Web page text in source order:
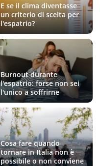
E se il clima diventasse
un criterio di scelta per
l'espatrio?
Burnout durante
l'espatrio: forse non sei
l'unico a soffrirne
Cosa fare quando
tornare in Italia non è
possibile o non conviene